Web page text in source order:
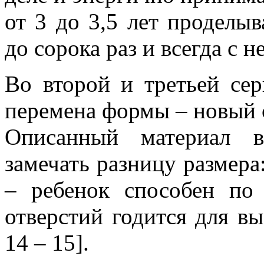
от 3 до 3,5 лет
до сорока раз и всегда с
Во второй и третьей
перемена формы – новый
Описанный материал
замечать разницу
– ребенок способен по
отверстий годится для
14 – 15].